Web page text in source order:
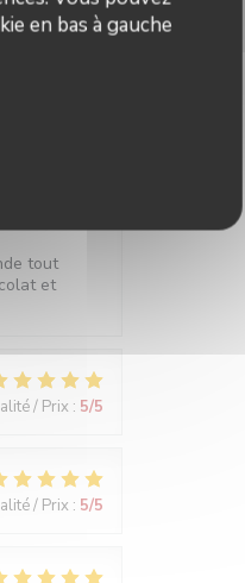
en bas à gauche
tout
et
/ Prix : 5/5
/ Prix : 5/5